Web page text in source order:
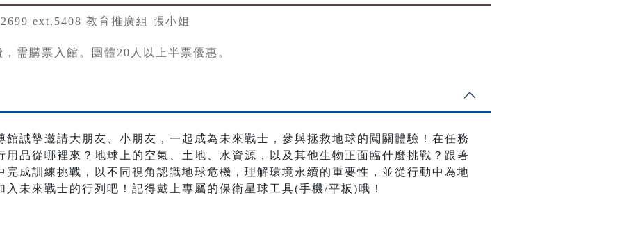
ext.5408 教育推廣組 張小姐
，需購票入館。團體20人以上半票優惠。
館誠摯邀請大朋友、小朋友，一起成為未來戰士，參與拯救地球的闖關體驗！在任務
用品從哪裡來？地球上的空氣、土地、水資源，以及其他生物正面臨什麼挑戰？跟著
完成訓練挑戰，以不同視角認識地球危機，理解環境永續的重要性，並從行動中為地
入未來戰士的行列吧！記得戴上專屬的保衛星球工具(手機/平板)哦！